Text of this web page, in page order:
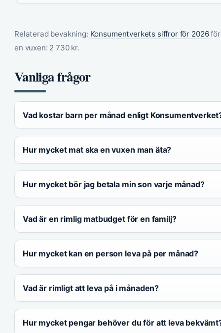
Relaterad bevakning: Konsumentverkets siffror för 2026
en vuxen: 2 730 kr.
Vanliga frågor
Vad kostar barn per månad enligt
Hur mycket mat ska en vuxen man äta?
Hur mycket bör jag betala min son varje månad?
Vad är en rimlig matbudget för en familj?
Hur mycket kan en person leva på per månad?
Vad är rimligt att leva på i månaden?
Hur mycket pengar behöver du för att leva